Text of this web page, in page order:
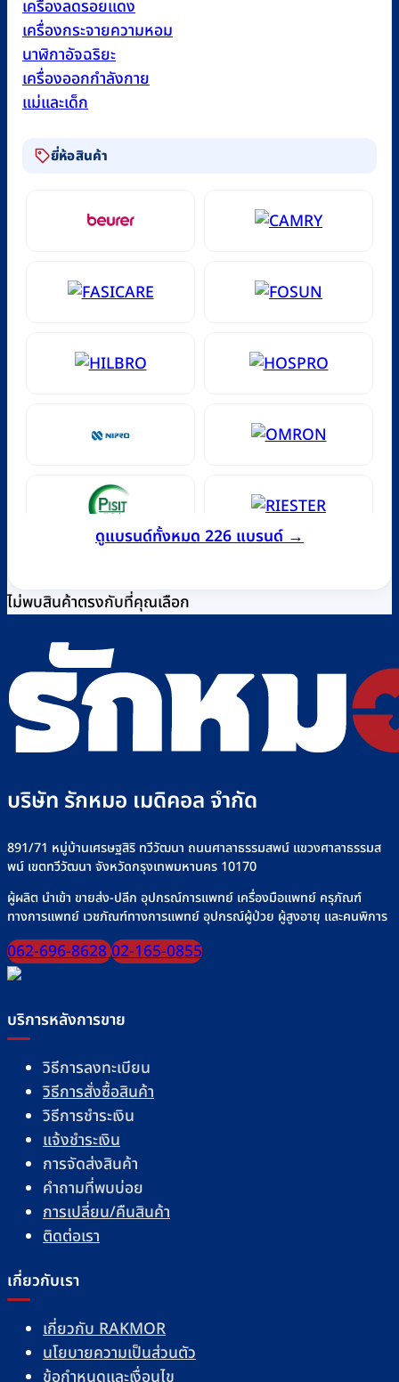
เครื่องลดรอยแดง
เครื่องกระจายความหอม
นาฬิกาอัจฉริยะ
เครื่องออกกำลังกาย
แม่และเด็ก
ยี่ห้อสินค้า
ดูแบรนด์ทั้งหมด 226 แบรนด์ →
ไม่พบสินค้าตรงกับที่คุณเลือก
บริษัท รักหมอ เมดิคอล จำกัด
891/71 หมู่บ้านเศรษฐสิริ ทวีวัฒนา ถนนศาลาธรรมสพน์ แขวงศาลาธรรมส
พน์ เขตทวีวัฒนา จังหวัดกรุงเทพมหานคร 10170
ผู้ผลิต นำเข้า ขายส่ง-ปลีก อุปกรณ์การแพทย์ เครื่องมือแพทย์ ครุภัณฑ์
ทางการแพทย์ เวชภัณฑ์ทางการแพทย์ อุปกรณ์ผู้ป่วย ผู้สูงอายุ และคนพิการ
062-696-862802-165-0855
บริการหลังการขาย
วิธีการลงทะเบียน
วิธีการสั่งซื้อสินค้า
วิธีการชำระเงิน
แจ้งชำระเงิน
การจัดส่งสินค้า
คำถามที่พบบ่อย
การเปลี่ยน/คืนสินค้า
ติดต่อเรา
เกี่ยวกับเรา
เกี่ยวกับ RAKMOR
นโยบายความเป็นส่วนตัว
ข้อกำหนดและเงื่อนไข